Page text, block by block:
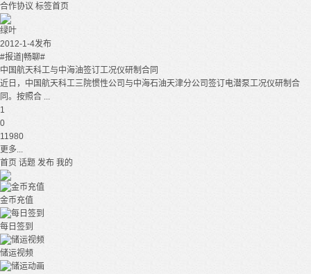
合作协议 标签首页
绿叶
2012-1-4发布
#报道|畅聊#
中国航天科工与中海油签订工况仪研制合同
近日，中国航天科工三院惯性公司与中海石油天津分公司签订电潜泵工况仪研制合
同。按照合 ...
1
0
11980
更多...
首页 话题 发布 我的
金币充值
每日签到
储运视频